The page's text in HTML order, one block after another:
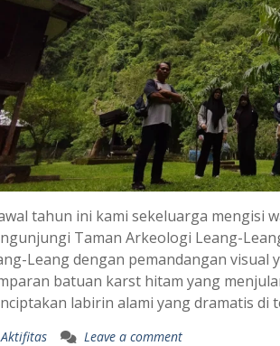
tahun ini kami sekeluarga mengisi
Taman Arkeologi Leang-
Leang dengan pemandangan visual
batuan karst hitam yang
labirin alami yang dramatis di
Aktifitas Leave a comment